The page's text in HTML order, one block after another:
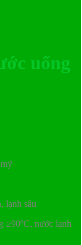
uống
lạnh sâu
≥90ºC, nước lạnh